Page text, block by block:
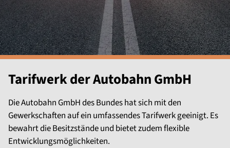
Tarifwerk der Autobahn GmbH
Die Autobahn GmbH des Bundes hat sich mit den
Gewerkschaften auf ein umfassendes Tarifwerk geeinigt. Es
bewahrt die Besitzstände und bietet zudem flexible
Entwicklungsmöglichkeiten.